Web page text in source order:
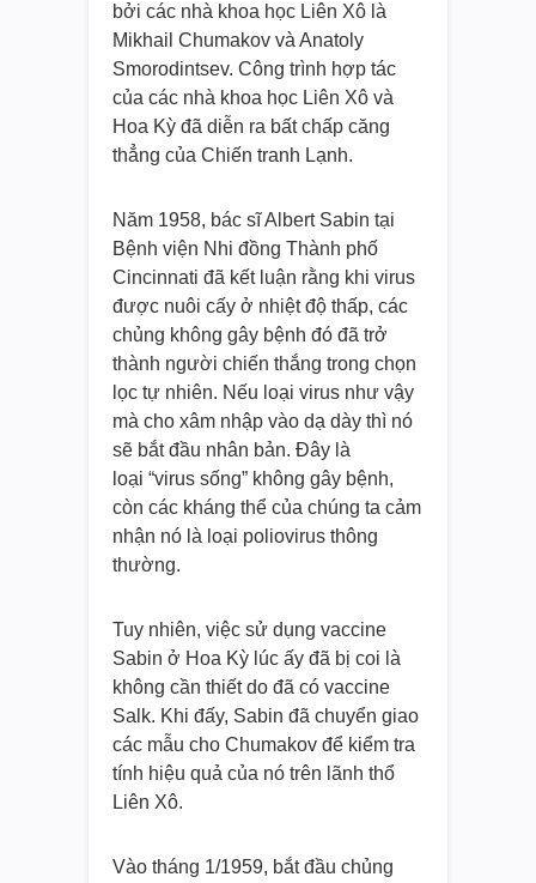
bởi các nhà khoa học Liên Xô là
Mikhail Chumakov và Anatoly
Smorodintsev. Công trình hợp tác
của các nhà khoa học Liên Xô và
Hoa Kỳ đã diễn ra bất chấp căng
thẳng của Chiến tranh Lạnh.
Năm 1958, bác sĩ Albert Sabin tại
Bệnh viện Nhi đồng Thành phố
Cincinnati đã kết luận rằng khi virus
được nuôi cấy ở nhiệt độ thấp, các
chủng không gây bệnh đó đã trở
thành người chiến thắng trong chọn
lọc tự nhiên. Nếu loại virus như vậy
mà cho xâm nhập vào dạ dày thì nó
sẽ bắt đầu nhân bản. Đây là
loại “virus sống” không gây bệnh,
còn các kháng thể của chúng ta cảm
nhận nó là loại poliovirus thông
thường.
Tuy nhiên, việc sử dụng vaccine
Sabin ở Hoa Kỳ lúc ấy đã bị coi là
không cần thiết do đã có vaccine
Salk. Khi đấy, Sabin đã chuyển giao
các mẫu cho Chumakov để kiểm tra
tính hiệu quả của nó trên lãnh thổ
Liên Xô.
Vào tháng 1/1959, bắt đầu chủng